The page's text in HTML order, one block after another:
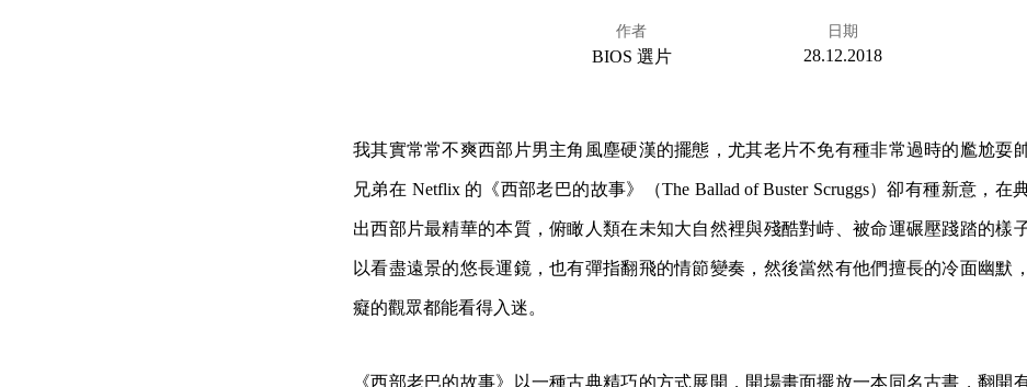
作者
BIOS 選片
日期
28.12.2018
我其實常常不爽西部片男主角風塵硬漢的擺態，尤其老片不免有種非常過時的尷尬耍
兄弟在 Netflix 的《西部老巴的故事》（The Ballad of Buster Scruggs）卻有種新意，在
出西部片最精華的本質，俯瞰人類在未知大自然裡與殘酷對峙、被命運碾壓踐踏的樣
以看盡遠景的悠長運鏡，也有彈指翻飛的情節變奏，然後當然有他們擅長的冷面幽默
癡的觀眾都能看得入迷。
《西部老巴的故事》以一種古典精巧的方式展開，開場畫面擺放一本同名古書，翻開